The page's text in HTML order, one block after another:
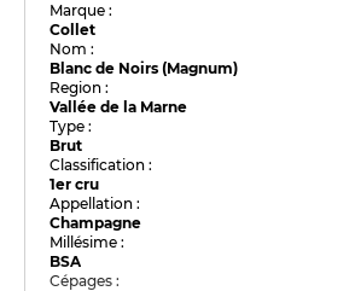
Marque :
Collet
Nom :
Blanc de Noirs (Magnum)
Region :
Vallée de la Marne
Type :
Brut
Classification :
1er cru
Appellation :
Champagne
Millésime :
BSA
Cépages :